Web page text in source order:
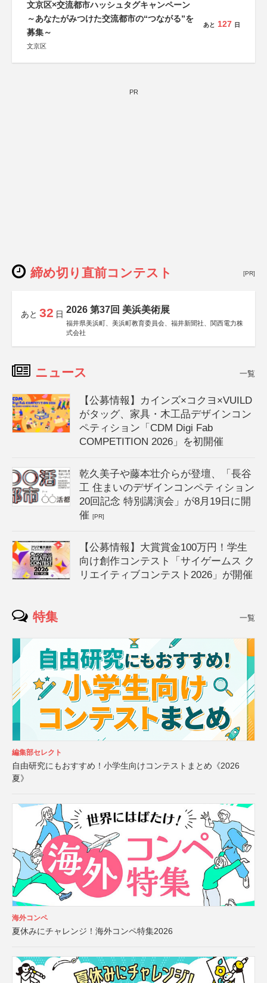
文京区×交流都市ハッシュタグキャンペーン
～あなたがみつけた交流都市の“つながる”を
募集～
文京区
あと 127 日
PR
締め切り直前コンテスト [PR]
あと 32 日 2026 第37回 美浜美術展
福井県美浜町、美浜町教育委員会、福井新聞社、関西電力株
式会社
ニュース 一覧
【公募情報】カインズ×コクヨ×VUILD
がタッグ、家具・木工品デザインコン
ペティション「CDM Digi Fab
COMPETITION 2026」を初開催
乾久美子や藤本壮介らが登壇、「長谷
工 住まいのデザインコンペティション
20回記念 特別講演会」が8月19日に開
催[PR]
【公募情報】大賞賞金100万円！学生
向け創作コンテスト「サイゲームス ク
リエイティブコンテスト2026」が開催
特集 一覧
編集部セレクト
自由研究にもおすすめ！小学生向けコンテストまとめ《2026
夏》
海外コンペ
夏休みにチャレンジ！海外コンペ特集2026